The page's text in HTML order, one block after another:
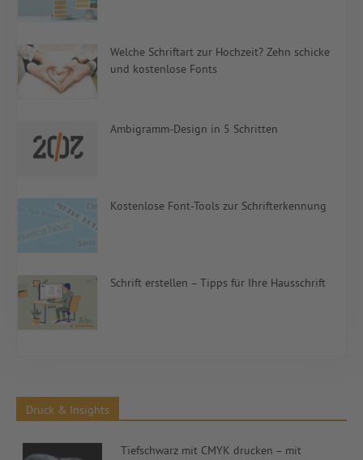
Welche Schriftart zur Hochzeit? Zehn schicke
und kostenlose Fonts
Ambigramm-Design in 5 Schritten
Kostenlose Font-Tools zur Schrifterkennung
Schrift erstellen – Tipps für Ihre Hausschrift
Druck & Insights
Tiefschwarz mit CMYK drucken – mit